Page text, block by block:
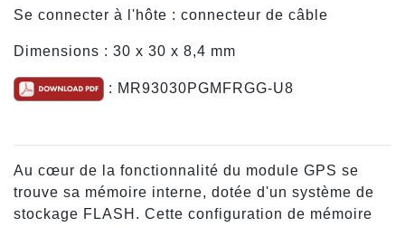
Se connecter à l'hôte : connecteur de câble
Dimensions : 30 x 30 x 8,4 mm
: MR93030PGMFRGG-U8
Au cœur de la fonctionnalité du module GPS se
trouve sa mémoire interne, dotée d'un système de
stockage FLASH. Cette configuration de mémoire